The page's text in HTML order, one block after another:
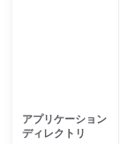
アプリケーション
ディレクトリ